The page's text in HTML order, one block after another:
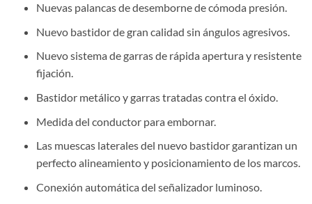
Nuevas palancas de desemborne de cómoda presión.
Nuevo bastidor de gran calidad sin ángulos agresivos.
Nuevo sistema de garras de rápida apertura y resistente
fijación.
Bastidor metálico y garras tratadas contra el óxido.
Medida del conductor para embornar.
Las muescas laterales del nuevo bastidor garantizan un
perfecto alineamiento y posicionamiento de los marcos.
Conexión automática del señalizador luminoso.